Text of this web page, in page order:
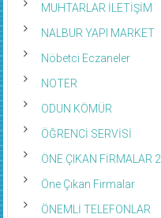
MUHTARLAR İLETİŞİM
NALBUR YAPI MARKET
Nöbetci Eczaneler
NOTER
ODUN KÖMÜR
ÖĞRENCİ SERVİSİ
ÖNE ÇIKAN FİRMALAR 2
Öne Çıkan Firmalar
ÖNEMLİ TELEFONLAR